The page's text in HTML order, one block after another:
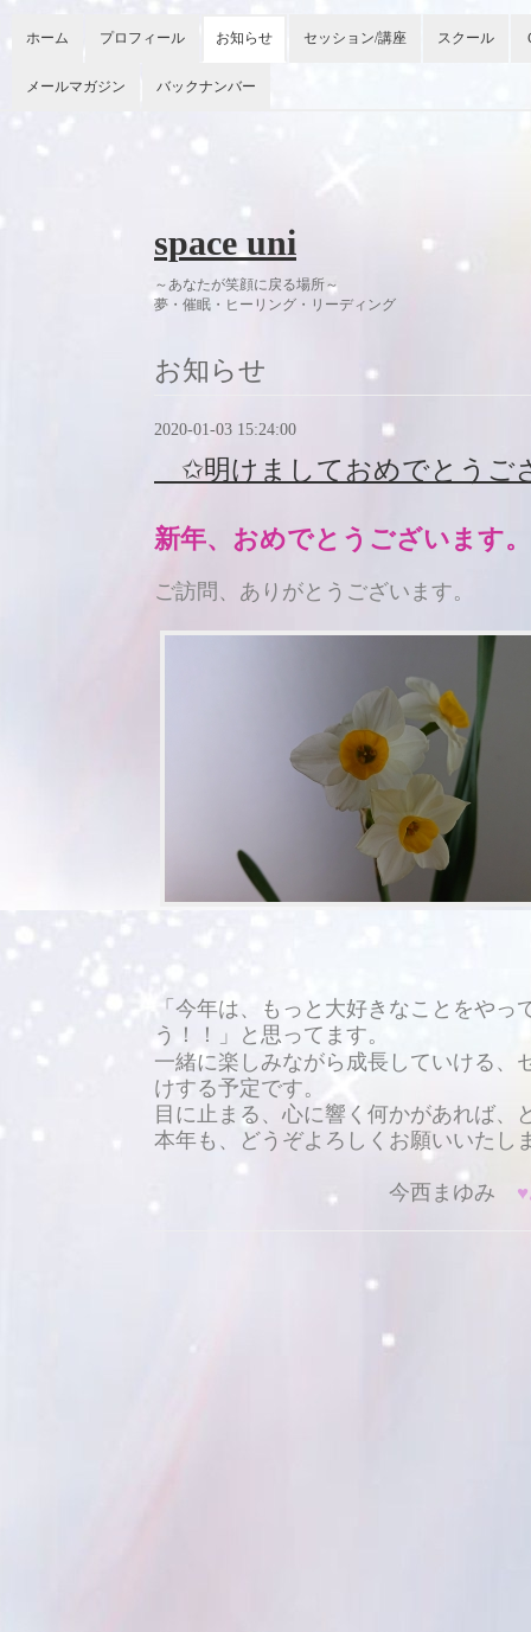
ホーム プロフィール お知らせ セッション/講座 スクール
メールマガジン バックナンバー
space uni
～あなたが笑顔に戻る場所～
夢・催眠・ヒーリング・リーディング 今
お知らせ
2020-01-03 15:24:00
✩明けましておめでとうご
新年、 おめでとうございます。
ご訪問、ありがとうございます。
「今年は、もっと大好きなことをやっ
う！！」と思ってます。
一緒に楽しみながら成長していける、
けする予定です。
目に止まる、心に響く何かがあれば、
本年も、どうぞよろしくお願いいたし
今西まゆみ